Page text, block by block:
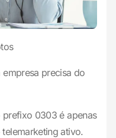
precisa do
0303 é apenas
ativo.